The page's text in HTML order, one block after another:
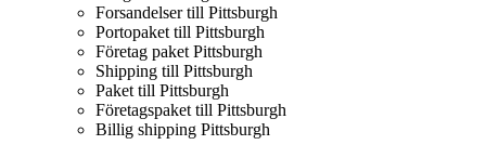
Forsandelser till Pittsburgh
Portopaket till Pittsburgh
Företag paket Pittsburgh
Shipping till Pittsburgh
Paket till Pittsburgh
Företagspaket till Pittsburgh
Billig shipping Pittsburgh